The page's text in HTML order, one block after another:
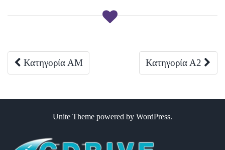
Post
Κατηγορία ΑM Κατηγορία Α2
Unite Theme powered by WordPress.